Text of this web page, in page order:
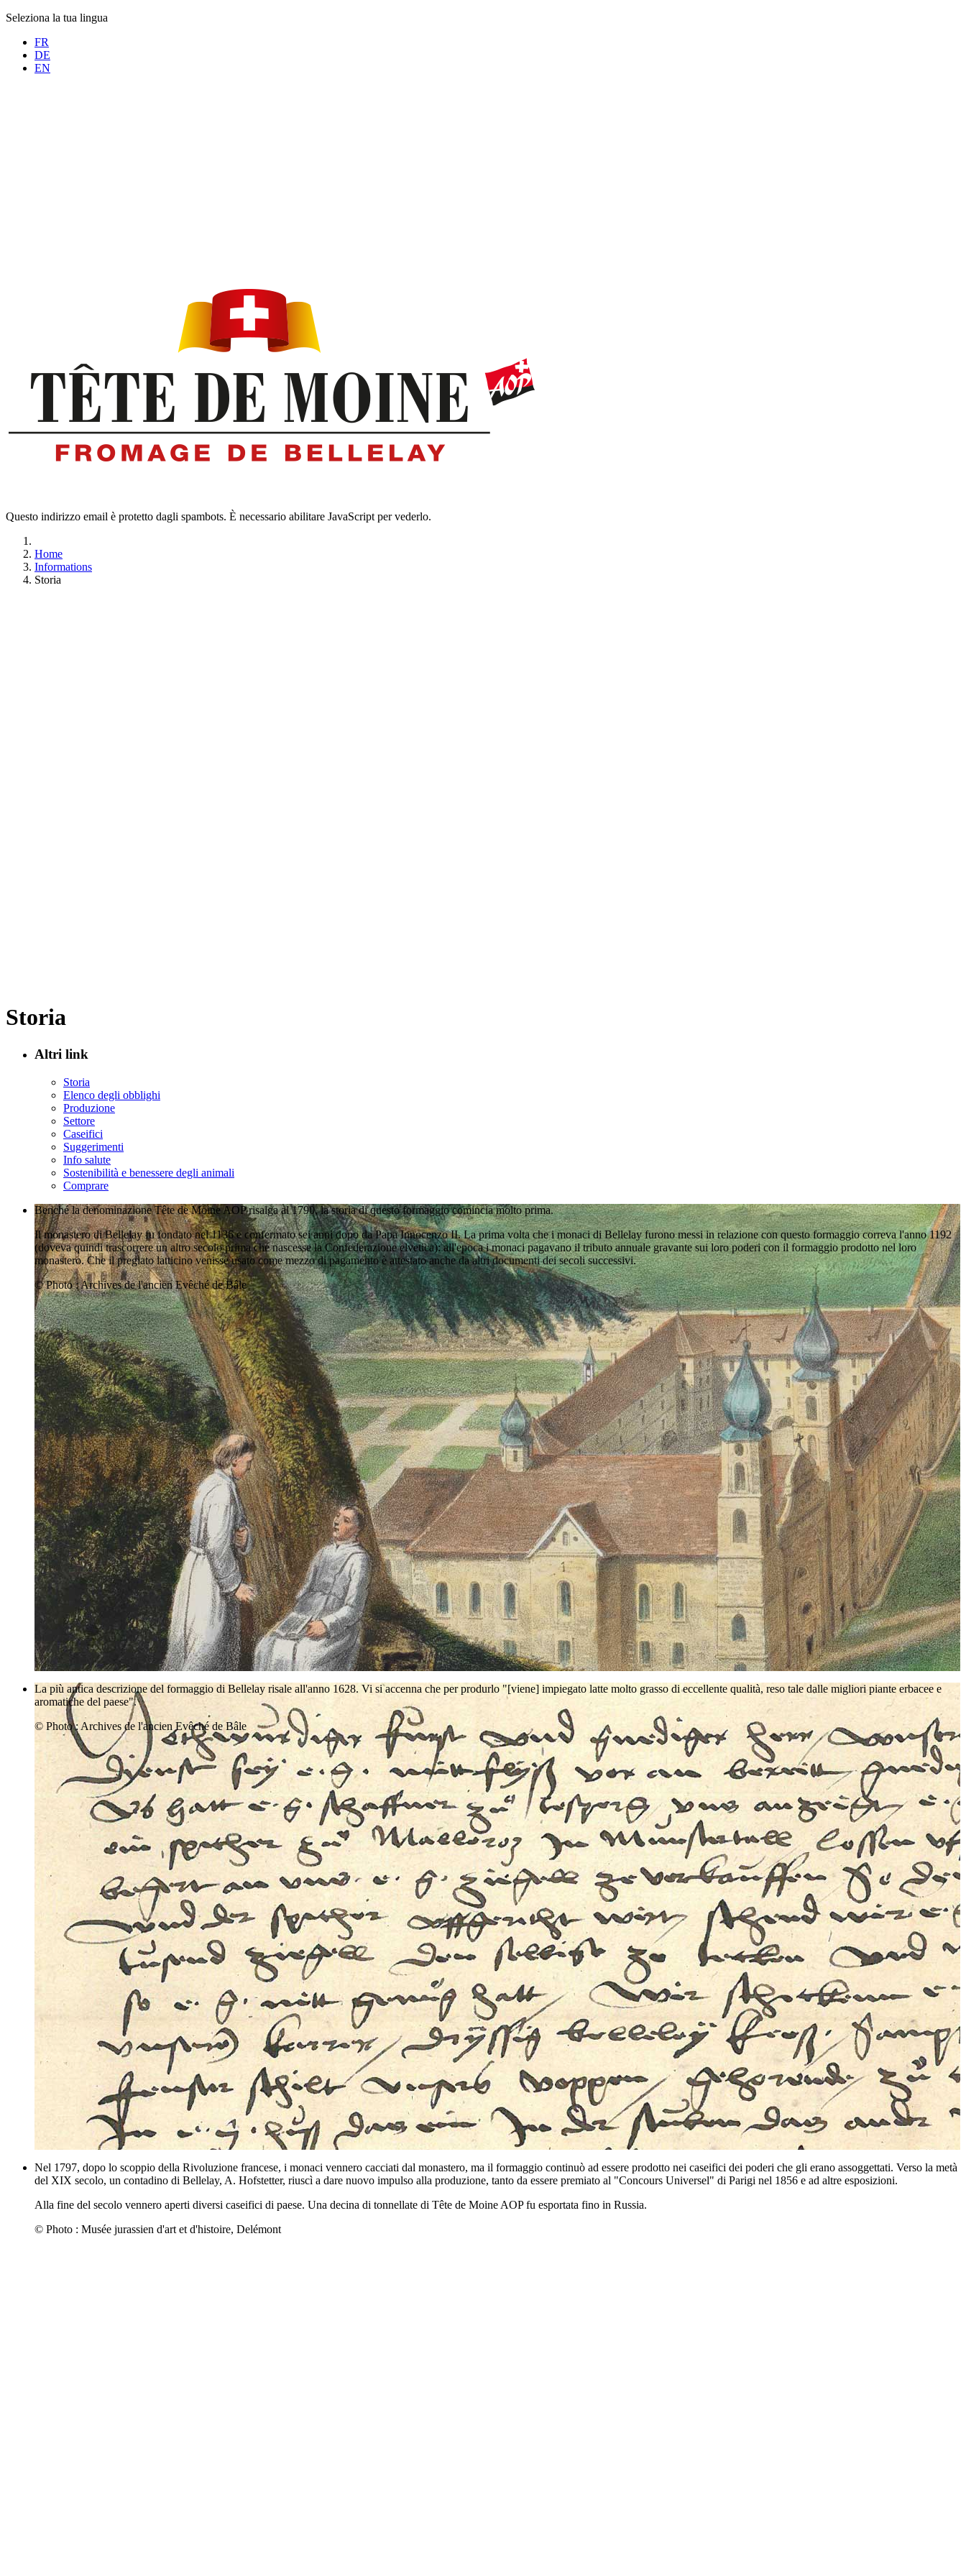
Seleziona la tua lingua
FR
DE
EN
Questo indirizzo email è protetto dagli spambots. È necessario abilitare JavaScript per vederlo.
Home
Informations
Storia
Storia
Altri link
Storia
Elenco degli obblighi
Produzione
Settore
Caseifici
Suggerimenti
Info salute
Sostenibilità e benessere degli animali
Comprare
Benché la denominazione Tête de Moine AOP risalga al 1790, la storia di questo formaggio comincia molto prima.
Il monastero di Bellelay fu fondato nel 1136 e confermato sei anni dopo da Papa Innocenzo II. La prima volta che i monaci di Bellelay furono messi in relazione con questo formaggio correva l'anno 1192
(doveva quindi trascorrere un altro secolo prima che nascesse la Confederazione elvetica): all'epoca i monaci pagavano il tributo annuale gravante sui loro poderi con il formaggio prodotto nel loro
monastero. Che il pregiato latticino venisse usato come mezzo di pagamento è attestato anche da altri documenti dei secoli successivi.
© Photo : Archives de l'ancien Evêché de Bâle
La più antica descrizione del formaggio di Bellelay risale all'anno 1628. Vi si accenna che per produrlo "[viene] impiegato latte molto grasso di eccellente qualità, reso tale dalle migliori piante erbacee e
aromatiche del paese".
© Photo : Archives de l'ancien Evêché de Bâle
Nel 1797, dopo lo scoppio della Rivoluzione francese, i monaci vennero cacciati dal monastero, ma il formaggio continuò ad essere prodotto nei caseifici dei poderi che gli erano assoggettati. Verso la metà
del XIX secolo, un contadino di Bellelay, A. Hofstetter, riuscì a dare nuovo impulso alla produzione, tanto da essere premiato al "Concours Universel" di Parigi nel 1856 e ad altre esposizioni.
Alla fine del secolo vennero aperti diversi caseifici di paese. Una decina di tonnellate di Tête de Moine AOP fu esportata fino in Russia.
© Photo : Musée jurassien d'art et d'histoire, Delémont